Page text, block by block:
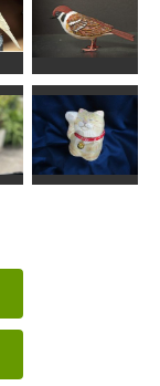
カニ
RinRin
スズメ
はぐれ庵